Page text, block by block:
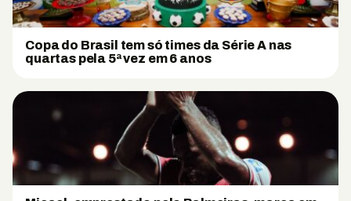
Copa do Brasil tem só times da Série A nas
quartas pela 5ª vez em 6 anos